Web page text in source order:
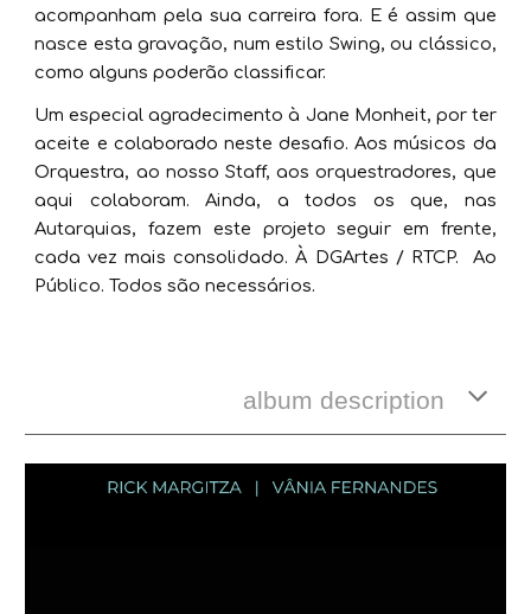
acompanham pela sua carreira fora. E é assim que
nasce esta gravação, num estilo Swing, ou clássico,
como alguns poderão classificar.
Um especial agradecimento à Jane Monheit, por ter
aceite e colaborado neste desafio. Aos músicos da
Orquestra, ao nosso Staff, aos orquestradores, que
aqui colaboram. Ainda, a todos os que, nas
Autarquias, fazem este projeto seguir em frente,
cada vez mais consolidado. À DGArtes / RTCP. Ao
Público. Todos são necessários.
album description